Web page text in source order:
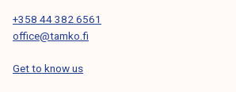
+358 44 382 6561
office@tamko.fi
Get to know us